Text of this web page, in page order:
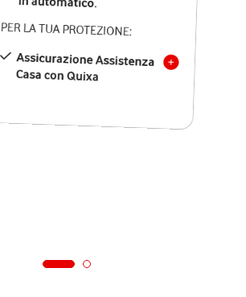
PER LA TUA PROTEZIONE:
Assicurazione Assistenza
Casa con Quixa